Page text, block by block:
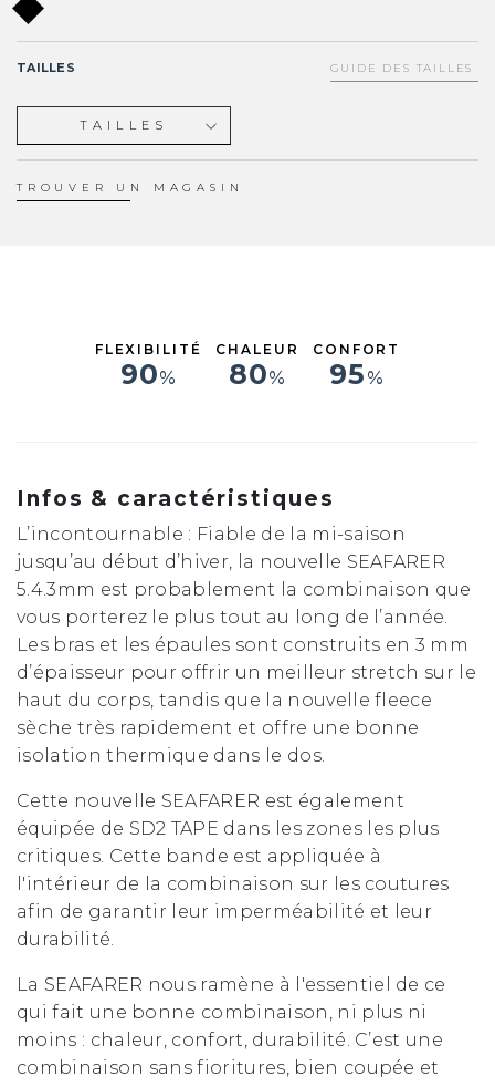
TAILLES GUIDE DES TAILLES
TAILLES
XS
S
TROUVER UN MAGASIN
FLEXIBILITÉ
90%
CHALEUR
80%
CONFORT
95 %
Infos & caractéristiques
L’incontournable : Fiable de la mi-saison
jusqu’au début d’hiver, la nouvelle SEAFARER
5.4.3mm est probablement la combinaison que
vous porterez le plus tout au long de l’année.
Les bras et les épaules sont construits en 3 mm
d’épaisseur pour offrir un meilleur stretch sur le
haut du corps, tandis que la nouvelle fleece
sèche très rapidement et offre une bonne
isolation thermique dans le dos.
Cette nouvelle SEAFARER est également
équipée de SD2 TAPE dans les zones les plus
critiques. Cette bande est appliquée à
l'intérieur de la combinaison sur les coutures
afin de garantir leur imperméabilité et leur
durabilité.
La SEAFARER nous ramène à l'essentiel de ce
qui fait une bonne combinaison, ni plus ni
moins : chaleur, confort, durabilité. C’est une
combinaison sans fioritures, bien coupée et